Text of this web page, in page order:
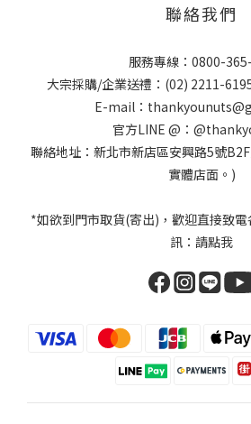
聯絡我們
服務專線： 0800-
大宗採購/企業送禮： (02) 2211-
E-mail：
官方LINE @：
聯絡地址：新北市新店區安興路5號
實體店面。)
*如欲到門市取貨(寄出)，歡迎直接致
訊： 請點我